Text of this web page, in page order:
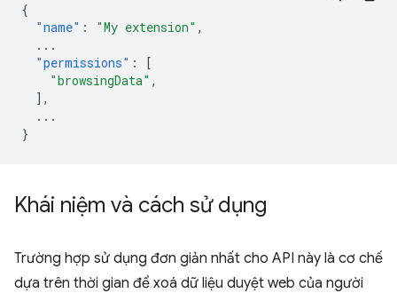
{
"name" : "My extension" ,
...
"permissions" :
[
"browsingData" ,
],
...
}
Khái niệm và cách sử dụng
Trường hợp sử dụng đơn giản nhất cho API này là cơ chế
dựa trên thời gian để xoá dữ liệu duyệt web của người